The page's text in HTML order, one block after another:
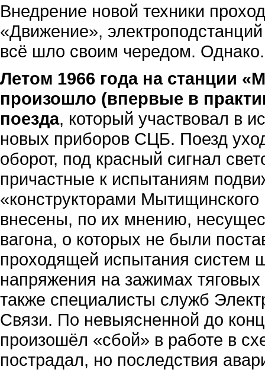
Внедрение новой техники
«Движение»,
всё шло своим чередом.
Летом 1966 года на станции
произошло (впервые в
поезда, который участвовал в
новых приборов СЦБ. Поезд
оборот, под красный сигнал
причастные к испытаниям
«конструкторами
внесены, по их мнению,
вагона, о которых не были
проходящей испытания систем
напряжения на зажимах
также специалисты служб
Связи. По невыясненной до
произошёл «сбой» в работе в
пострадал, но последствия